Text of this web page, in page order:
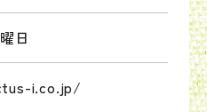
日
i.co.jp/